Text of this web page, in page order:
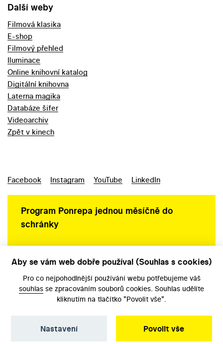
Další weby
Filmová klasika
E-shop
Filmový přehled
Iluminace
Online knihovní katalog
Digitální knihovna
Laterna magika
Databáze šifer
Videoarchiv
Zpět v kinech
Facebook Instagram YouTube LinkedIn
Program Ponrepa jednou měsíčně do
schránky
Aby se vám web dobře používal (Souhlas s cookies)
Pro co nejpohodlnější používání webu potřebujeme váš
souhlas se zpracováním souborů cookies. Souhlas udělíte
kliknutím na tlačítko "Povolit vše".
Povolit vše
Nastavení